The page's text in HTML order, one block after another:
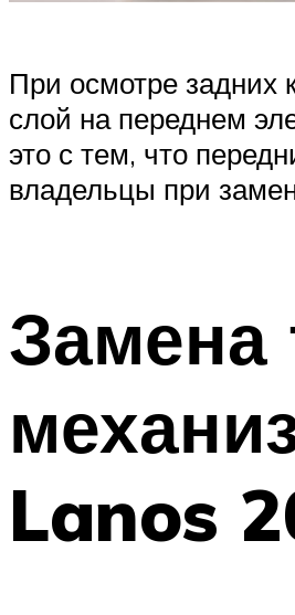
При осмотре задних
слой на переднем
это с тем, что
владельцы при
Замена
Lanos